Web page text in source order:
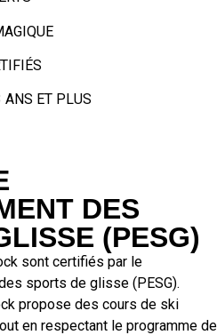
ANS ET PLUS
DES
(PESG)
sont certifiés par le
sports de glisse (PESG).
propose des cours de ski
en respectant le programme de